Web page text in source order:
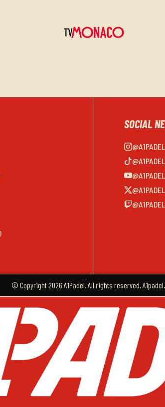
SOCIAL
@A1PADEL
© Copyright 2026 A1Padel. All rights reserved.